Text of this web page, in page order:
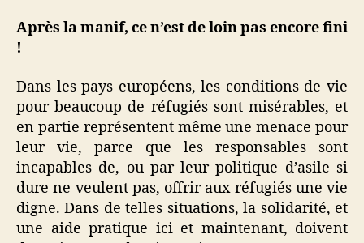
Après la manif, ce n’est de loin pas encore fini
!
Dans les pays européens, les conditions de vie
pour beaucoup de réfugiés sont misérables, et
en partie représentent même une menace pour
leur vie, parce que les responsables sont
incapables de, ou par leur politique d’asile si
dure ne veulent pas, offrir aux réfugiés une vie
digne. Dans de telles situations, la solidarité, et
une aide pratique ici et maintenant, doivent